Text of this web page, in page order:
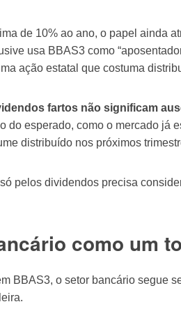
de 10% ao ano, o papel ainda
usa BBAS3 como
ação estatal que costuma
fartos não significam
do esperado, como o mercado já
distribuído nos próximos
pelos dividendos precisa
como um
BBAS3, o setor bancário segue